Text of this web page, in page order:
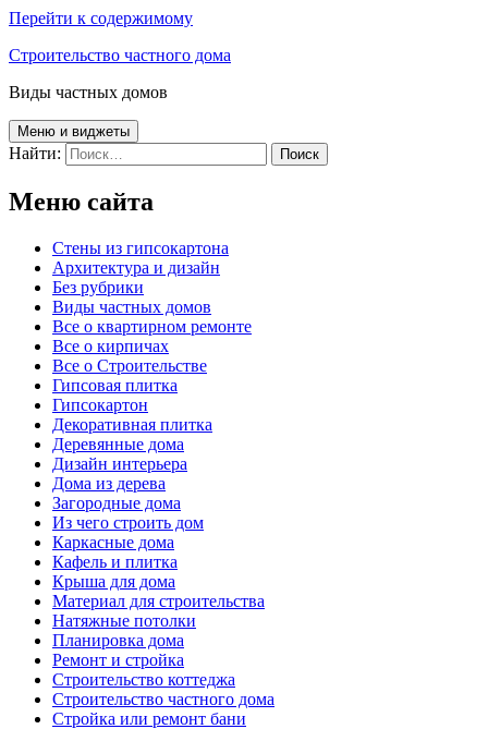
Перейти к содержимому
Строительство частного дома
Виды частных домов
Меню и виджеты
Найти:
Меню сайта
Cтены из гипсокартона
Архитектура и дизайн
Без рубрики
Виды частных домов
Все о квартирном ремонте
Все о кирпичах
Все о Строительстве
Гипсовая плитка
Гипсокартон
Декоративная плитка
Деревянные дома
Дизайн интерьера
Дома из дерева
Загородные дома
Из чего строить дом
Каркасные дома
Кафель и плитка
Крыша для дома
Материал для строительства
Натяжные потолки
Планировка дома
Ремонт и стройка
Строительство коттеджа
Строительство частного дома
Стройка или ремонт бани